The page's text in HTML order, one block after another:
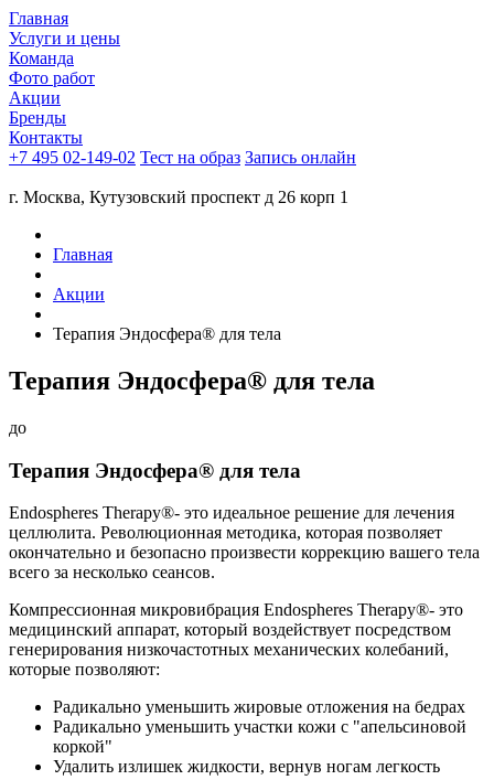
Главная
Услуги и цены
Команда
Фото работ
Акции
Бренды
Контакты
+7 495 02-149-02 Тест на образ Запись онлайн
г. Москва, Кутузовский проспект д 26 корп 1
Главная
Акции
Терапия Эндосфера® для тела
Терапия Эндосфера® для тела
до
Терапия Эндосфера® для тела
Endospheres Therapy®- это идеальное решение для лечения
целлюлита. Революционная методика, которая позволяет
окончательно и безопасно произвести коррекцию вашего тела
всего за несколько сеансов.
Компрессионная микровибрация Endospheres Therapy®- это
медицинский аппарат, который воздействует посредством
генерирования низкочастотных механических колебаний,
которые позволяют:
Радикально уменьшить жировые отложения на бедрах
Радикально уменьшить участки кожи с "апельсиновой
коркой"
Удалить излишек жидкости, вернув ногам легкость